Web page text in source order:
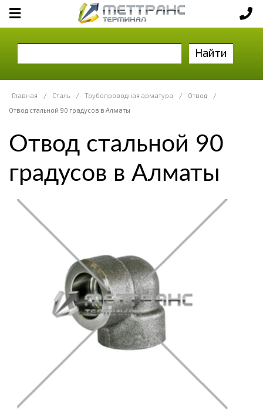
Найти
Главная / Сталь / Трубопроводная арматура / Отвод
/
Отвод стальной 90 градусов в Алматы
Отвод стальной 90
градусов в Алматы